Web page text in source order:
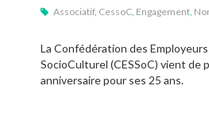
Associatif, CessoC Engagement
La Confédération des
SocioCulturel (CESSoC) vient de
anniversaire pour ses 25 ans.